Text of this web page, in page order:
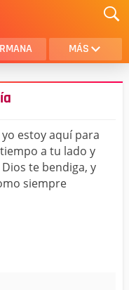
MÁS
AMOR
HIJA
HIJO
estoy aquí para
a tu lado y
te bendiga, y
siempre